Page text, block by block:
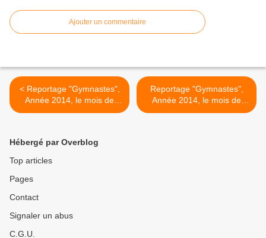
Ajouter un commentaire
< Reportage "Gymnastes",
Année 2014, le mois de
Novembre partie 1
Reportage "Gymnastes",
Année 2014, le mois de
Novembre partie 2 >
Hébergé par Overblog
Top articles
Pages
Contact
Signaler un abus
C.G.U.